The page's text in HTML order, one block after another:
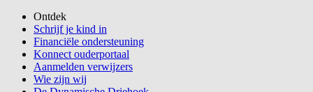
Ontdek
Schrijf je kind in
Financiële ondersteuning
Konnect ouderportaal
Aanmelden verwijzers
Wie zijn wij